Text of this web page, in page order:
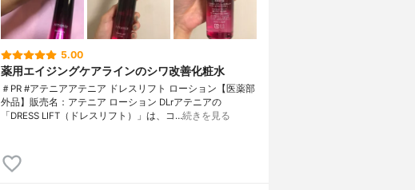
5.00
薬用エイジングケアラインのシワ改善化粧水
＃PR #アテニアアテニア ドレスリフト ローション【医薬部
外品】販売名：アテニア ローション DLrアテニアの
「DRESS LIFT（ドレスリフト）」は、コ…続きを見る